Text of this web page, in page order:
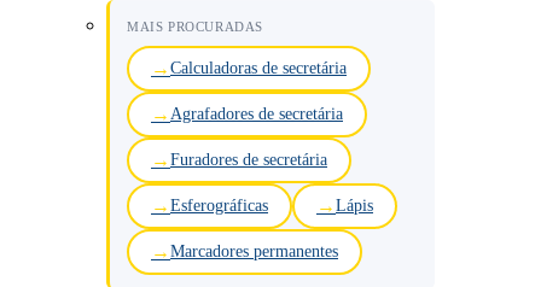
MAIS PROCURADAS
Calculadoras de secretária
Agrafadores de secretária
Furadores de secretária
Esferográficas Lápis
Marcadores permanentes